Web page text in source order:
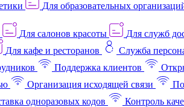
Для образовательных
Для салонов красоты Для служб
Для кафе и ресторанов
Служба
Поддержка клиентов
Организация исходящей связи
одноразовых кодов Контроль